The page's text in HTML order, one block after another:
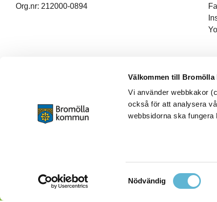
Välkommen till Bromölla
Vi använder webbkakor
också för att analysera
webbsidorna ska
Samtyckesval
Nödvändig
Org.nr: 212000-0894